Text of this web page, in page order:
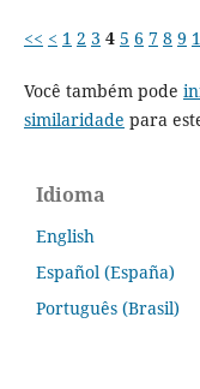
<< < 1 2 3 4 5 6 7 8 9
Você também pode
similaridade para
Idioma
English
Español (España)
Português (Brasil)